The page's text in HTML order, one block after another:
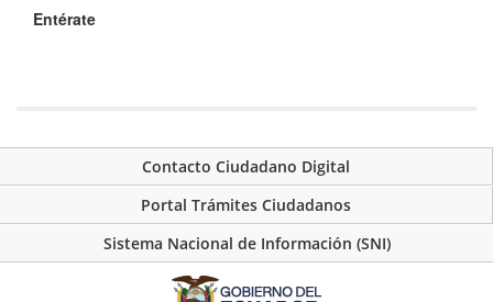
Entérate
Contacto Ciudadano Digital
Portal Trámites Ciudadanos
Sistema Nacional de Información (SNI)